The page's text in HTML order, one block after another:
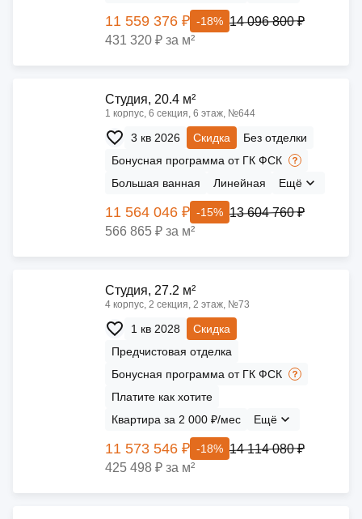
11 559 376 ₽ -18% 14 096 800 ₽
431 320 ₽ за м²
Cтудия, 20.4 м²
1 корпус, 6 секция, 6 этаж, №644
3 кв 2026 Скидка
Без отделки
Бонусная программа от ГК ФСК
Большая ванная
Линейная Ещё
11 564 046 ₽ -15% 13 604 760 ₽
566 865 ₽ за м²
Cтудия, 27.2 м²
4 корпус, 2 секция, 2 этаж, №73
1 кв 2028
Скидка
Предчистовая отделка
Бонусная программа от ГК ФСК
Платите как хотите
Квартира за 2 000 ₽/мес
Ещё
11 573 546 ₽ -18% 14 114 080 ₽
425 498 ₽ за м²